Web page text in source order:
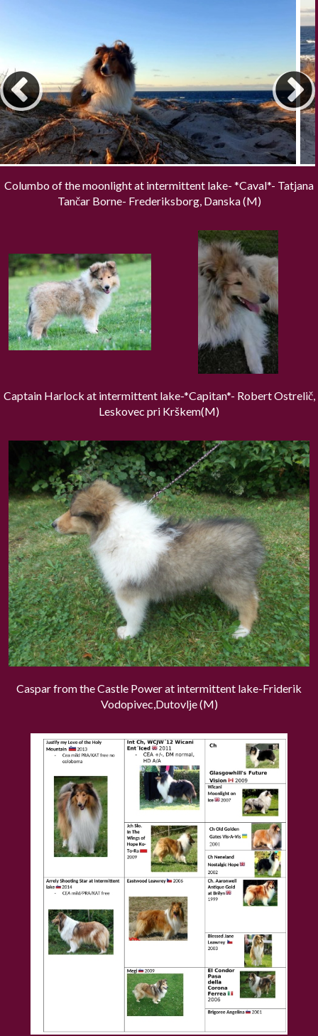
Columbo of the moonlight at intermittent lake- *Caval*- Tatjana
Tančar Borne- Frederiksborg, Danska (M)
Captain Harlock at intermittent lake-*Capitan*- Robert Ostrelič,
Leskovec pri Krškem(M)
Caspar from the Castle Power at intermittent lake-Friderik
Vodopivec,Dutovlje (M)